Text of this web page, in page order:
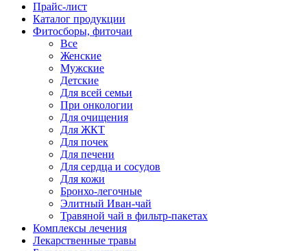
Прайс-лист
Каталог продукции
Фитосборы, фиточаи
Все
Женские
Мужские
Детские
Для всей семьи
При онкологии
Для очищения
Для ЖКТ
Для почек
Для печени
Для сердца и сосудов
Для кожи
Бронхо-легочные
Элитный Иван-чай
Травяной чай в фильтр-пакетах
Комплексы лечения
Лекарственные травы